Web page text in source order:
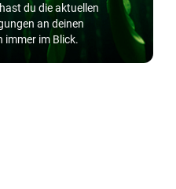
du die aktuellen
an deinen
immer im Blick.